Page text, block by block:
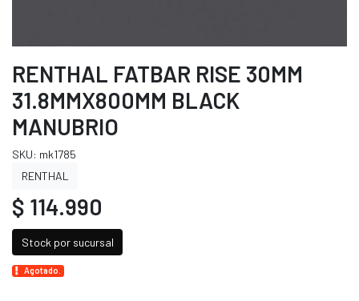
RENTHAL FATBAR RISE 30MM
31.8MMX800MM BLACK
MANUBRIO
SKU: mk1785
RENTHAL
$ 114.990
Stock por sucursal
Agotado.